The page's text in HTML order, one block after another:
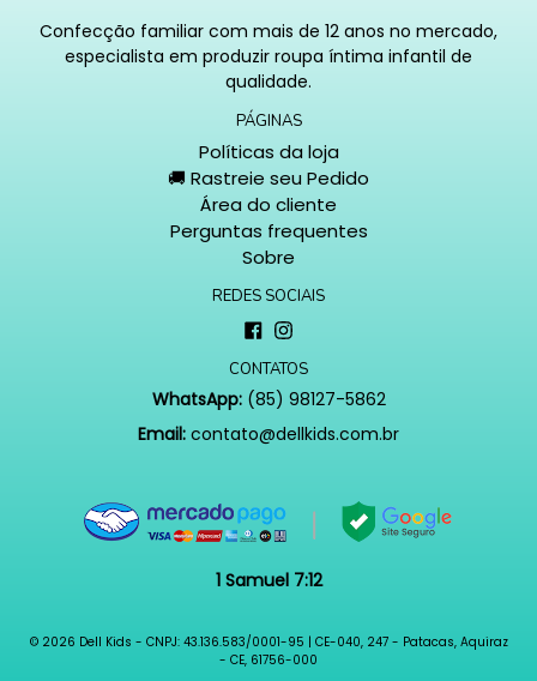
Confecção familiar com mais de 12 anos no mercado,
especialista em produzir roupa íntima infantil de
qualidade.
PÁGINAS
Políticas da loja
🚚 Rastreie seu Pedido
Área do cliente
Perguntas frequentes
Sobre
REDES SOCIAIS
Facebook
Instagram
CONTATOS
WhatsApp: (85) 98127-5862
Email: contato@dellkids.com.br
1 Samuel 7:12
© 2026 Dell Kids - CNPJ: 43.136.583/0001-95 | CE-040, 247 - Patacas, Aquiraz
- CE, 61756-000